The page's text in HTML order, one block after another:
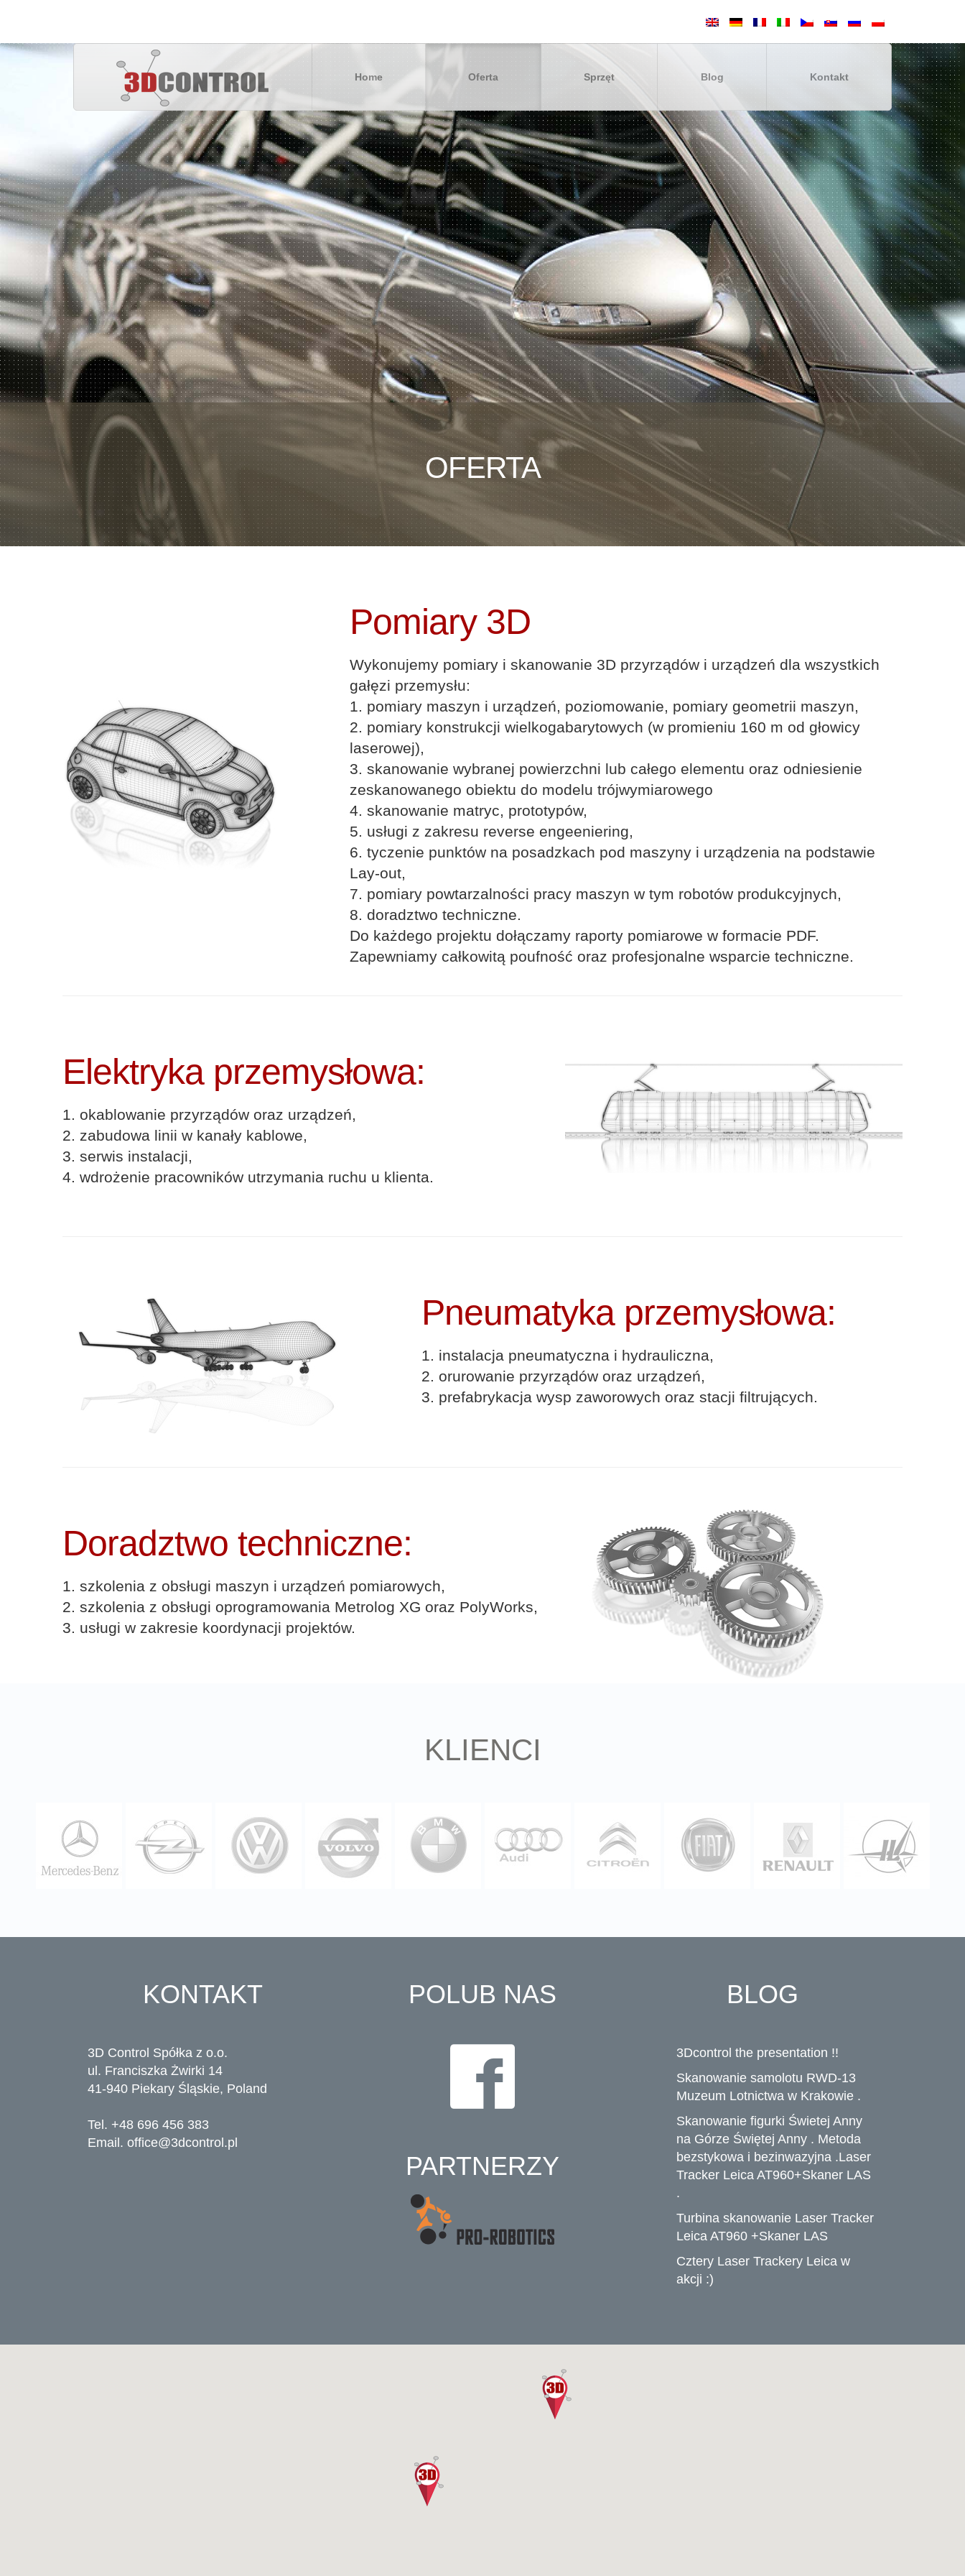
Home Oferta Sprzęt Blog Kontakt
OFERTA
Pomiary 3D
Wykonujemy pomiary i skanowanie 3D przyrządów i urządzeń dla wszystkich
gałęzi przemysłu:
1. pomiary maszyn i urządzeń, poziomowanie, pomiary geometrii maszyn,
2. pomiary konstrukcji wielkogabarytowych (w promieniu 160 m od głowicy
laserowej),
3. skanowanie wybranej powierzchni lub całego elementu oraz odniesienie
zeskanowanego obiektu do modelu trójwymiarowego
4. skanowanie matryc, prototypów,
5. usługi z zakresu reverse engeeniering,
6. tyczenie punktów na posadzkach pod maszyny i urządzenia na podstawie
Lay-out,
7. pomiary powtarzalności pracy maszyn w tym robotów produkcyjnych,
8. doradztwo techniczne.
Do każdego projektu dołączamy raporty pomiarowe w formacie PDF.
Zapewniamy całkowitą poufność oraz profesjonalne wsparcie techniczne.
Elektryka przemysłowa:
1. okablowanie przyrządów oraz urządzeń,
2. zabudowa linii w kanały kablowe,
3. serwis instalacji,
4. wdrożenie pracowników utrzymania ruchu u klienta.
Pneumatyka przemysłowa:
1. instalacja pneumatyczna i hydrauliczna,
2. orurowanie przyrządów oraz urządzeń,
3. prefabrykacja wysp zaworowych oraz stacji filtrujących.
Doradztwo techniczne:
1. szkolenia z obsługi maszyn i urządzeń pomiarowych,
2. szkolenia z obsługi oprogramowania Metrolog XG oraz PolyWorks,
3. usługi w zakresie koordynacji projektów.
KLIENCI
KONTAKT
3D Control Spółka z o.o.
ul. Franciszka Żwirki 14
41-940 Piekary Śląskie, Poland
Tel. +48 696 456 383
Email. office@3dcontrol.pl
POLUB NAS
PARTNERZY
BLOG
3Dcontrol the presentation !!
Skanowanie samolotu RWD-13
Muzeum Lotnictwa w Krakowie .
Skanowanie figurki Świetej Anny
na Górze Świętej Anny . Metoda
bezstykowa i bezinwazyjna .Laser
Tracker Leica AT960+Skaner LAS
.
Turbina skanowanie Laser Tracker
Leica AT960 +Skaner LAS
Cztery Laser Trackery Leica w
akcji :)